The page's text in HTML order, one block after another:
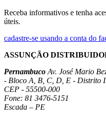
Receba informativos e tenha
úteis.
cadastre-se usando a conta do
ASSUNÇÃO
Pernambuco Av. José Mario
- Bloco A, B, C, D, E - Distrito
CEP - 55500-000
Fone: 81 3476-5151
Escada – PE